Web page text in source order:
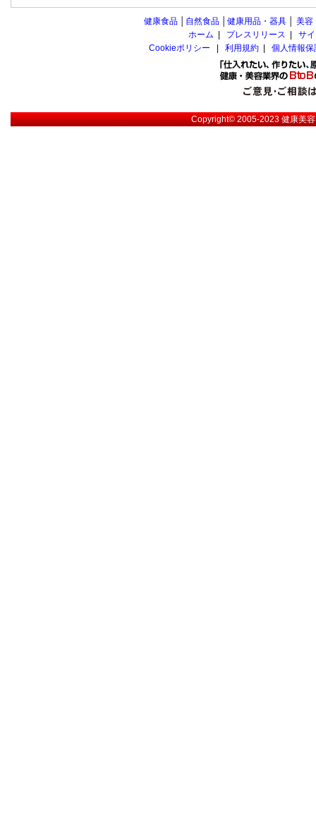
健康食品 自然食品 健康用品・器具 美容
ホーム
プレスリリース
サ
Cookieポリシー
利用規約 個人情報
Copyright© 2005-2023健康美